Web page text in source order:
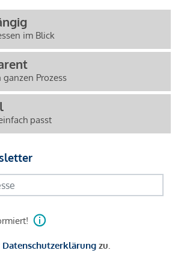
im Blick
ganzen Prozess
passt
Datenschutzerklärung zu.